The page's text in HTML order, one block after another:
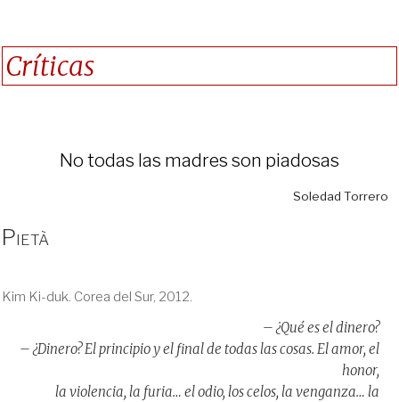
Críticas
No todas las madres son piadosas
Soledad Torrero
Pietà
Kim Ki-duk. Corea del Sur, 2012.
– ¿Qué es el dinero?
– ¿Dinero? El principio y el final de todas las cosas. El amor, el
honor,
la violencia, la furia… el odio, los celos, la venganza… la